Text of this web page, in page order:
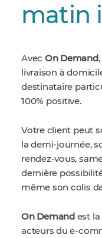
matin
Avec On Demand
livraison à
destinataire
100% positive.
Votre client peut
la demi-journée,
rendez-vous,
dernière
même son colis
On Demand est
acteurs du e-